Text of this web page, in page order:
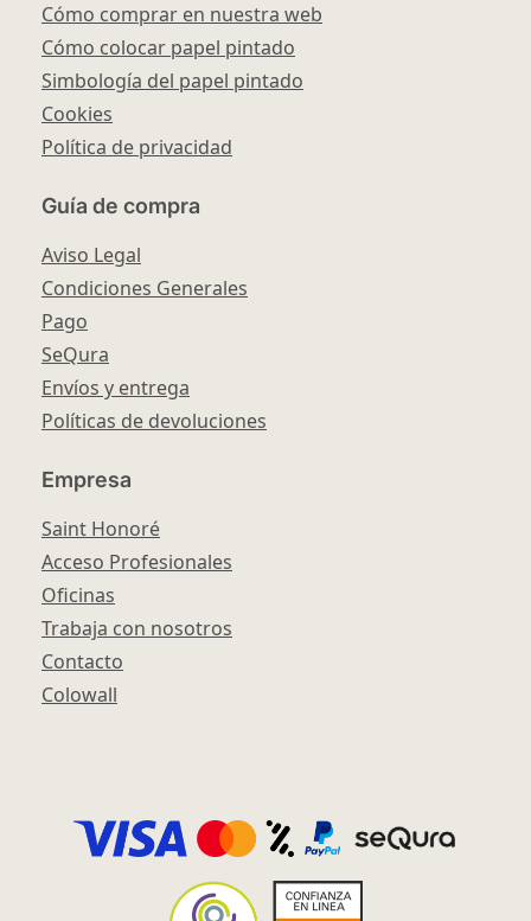
Cómo comprar en nuestra web
Cómo colocar papel pintado
Simbología del papel pintado
Cookies
Política de privacidad
Guía de compra
Aviso Legal
Condiciones Generales
Pago
SeQura
Envíos y entrega
Políticas de devoluciones
Empresa
Saint Honoré
Acceso Profesionales
Oficinas
Trabaja con nosotros
Contacto
Colowall